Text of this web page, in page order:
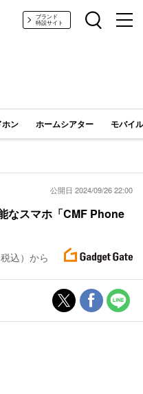
ェットブランド
特設サイト
ン ホームシアター モバイ
公開日 2024/09/26 22:00
なスマホ「CMF Phone
込）から